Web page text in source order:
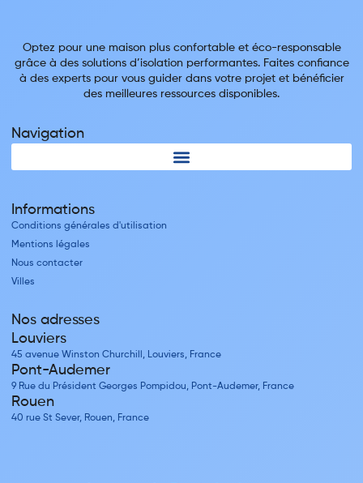
Optez pour une maison plus confortable et éco-responsable
grâce à des solutions d’isolation performantes. Faites confiance
à des experts pour vous guider dans votre projet et bénéficier
des meilleures ressources disponibles.
Navigation
Informations
Conditions générales d'utilisation
Mentions légales
Nous contacter
Villes
Nos adresses
Louviers
45 avenue Winston Churchill, Louviers, France
Pont-Audemer
9 Rue du Président Georges Pompidou, Pont-Audemer, France
Rouen
40 rue St Sever, Rouen, France